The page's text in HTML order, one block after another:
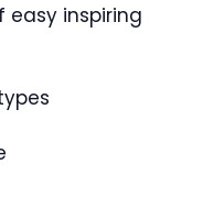
easy inspiring